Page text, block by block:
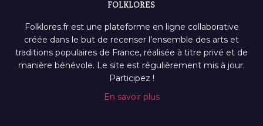
FOLKLORES
Folklores.fr est une plateforme en ligne collaborative
créée dans le but de recenser l’ensemble des arts et
traditions populaires de France, réalisée à titre privé et de
manière bénévole. Le site est régulièrement mis à jour.
Participez !
En savoir plus